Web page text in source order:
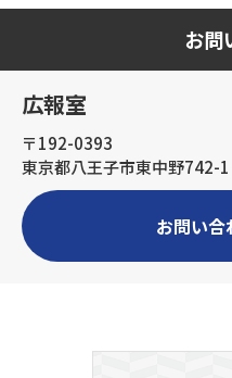
お問
広報室
〒192-0393
東京都八王子市東中野742-1
お問い合